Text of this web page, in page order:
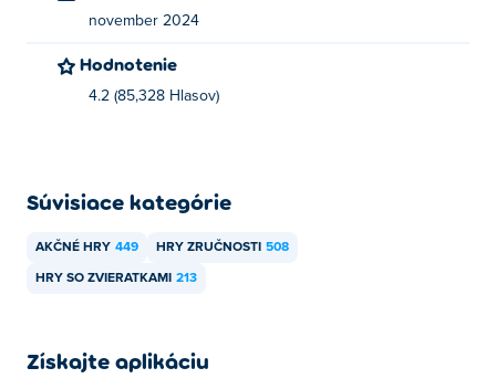
november 2024
Hodnotenie
4.2 (85,328 Hlasov)
Súvisiace kategórie
AKČNÉ HRY 449 HRY ZRUČNOSTI 508
HRY SO ZVIERATKAMI 213
Získajte aplikáciu